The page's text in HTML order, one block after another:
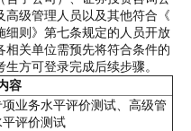
级管理人员以及其他符合《
细则》第七条规定的人员开放
相关单位需预先将符合条件的
方可登录完成后续步骤。
容
业务水平评价测试、高级管
评价测试